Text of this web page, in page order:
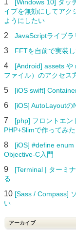
1
[Windows 10] タッ
イプを無効にしてアク
ようにしたい
2 JavaScriptライブラ
3 FFTを自前で実装
4
[Android] assets や
ファイル）のアクセス
5 [iOS swift]
6 [iOS] AutoLayout
7
[php] フロントエン
PHP+Slimで作ってみ
8
[iOS] #define
Objective-C入門
9
[Terminal | ターミ
る
10 [Sass / Compass]
い
アーカイブ